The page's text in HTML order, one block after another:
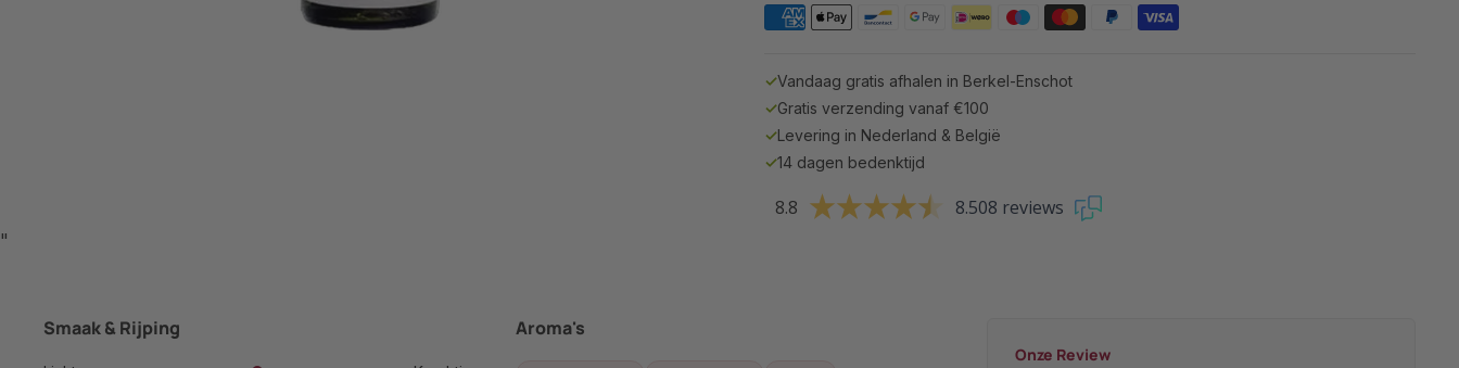
✓Vandaag gratis afhalen in Berkel-Enschot
✓Gratis verzending vanaf €100
✓Levering in Nederland & België
✓14 dagen bedenktijd
8.8 8.508 reviews
"
Smaak & Rijping Aroma's
Onze Review